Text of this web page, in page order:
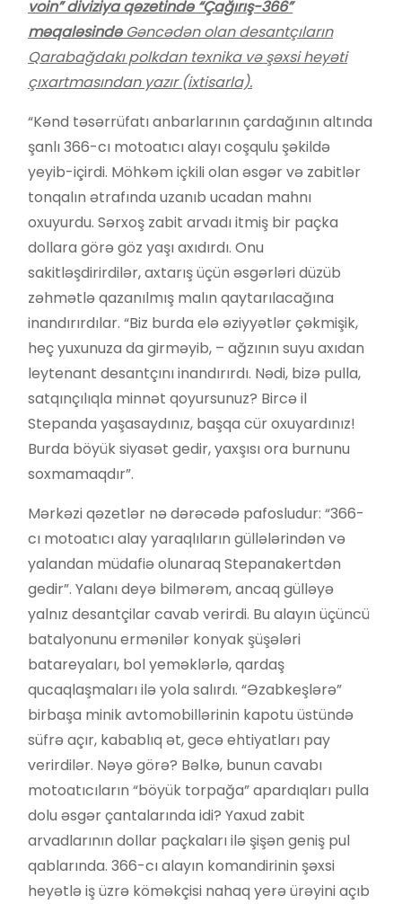
voin” diviziya qəzetində “Çağırış-366”
məqaləsində Gəncədən olan desantçıların
Qarabağdakı polkdan texnika və şəxsi heyəti
çıxartmasından yazır (ixtisarla).
“Kənd təsərrüfatı anbarlarının çardağının altında
şanlı 366-cı motoatıcı alayı coşqulu şəkildə
yeyib-içirdi. Möhkəm içkili olan əsgər və zabitlər
tonqalın ətrafında uzanıb ucadan mahnı
oxuyurdu. Sərxoş zabit arvadı itmiş bir paçka
dollara görə göz yaşı axıdırdı. Onu
sakitləşdirirdilər, axtarış üçün əsgərləri düzüb
zəhmətlə qazanılmış malın qaytarılacağına
inandırırdılar. “Biz burda elə əziyyətlər çəkmişik,
heç yuxunuza da girməyib, – ağzının suyu axıdan
leytenant desantçını inandırırdı. Nədi, bizə pulla,
satqınçılıqla minnət qoyursunuz? Bircə il
Stepanda yaşasaydınız, başqa cür oxuyardınız!
Burda böyük siyasət gedir, yaxşısı ora burnunu
soxmamaqdır”.
Mərkəzi qəzetlər nə dərəcədə pafosludur: “366-
cı motoatıcı alay yaraqlıların güllələrindən və
yalandan müdafiə olunaraq Stepanakertdən
gedir”. Yalanı deyə bilmərəm, ancaq gülləyə
yalnız desantçilar cavab verirdi. Bu alayın üçüncü
batalyonunu ermənilər konyak şüşələri
batareyaları, bol yeməklərlə, qardaş
qucaqlaşmaları ilə yola salırdı. “Əzabkeşlərə”
birbaşa minik avtomobillərinin kapotu üstündə
süfrə açır, kabablıq ət, gecə ehtiyatları pay
verirdilər. Nəyə görə? Bəlkə, bunun cavabı
motoatıcıların “böyük torpağa” apardıqları pulla
dolu əsgər çantalarında idi? Yaxud zabit
arvadlarının dollar paçkaları ilə şişən geniş pul
qablarında. 366-cı alayın komandirinin şəxsi
heyətlə iş üzrə köməkçisi nahaq yerə ürəyini açıb